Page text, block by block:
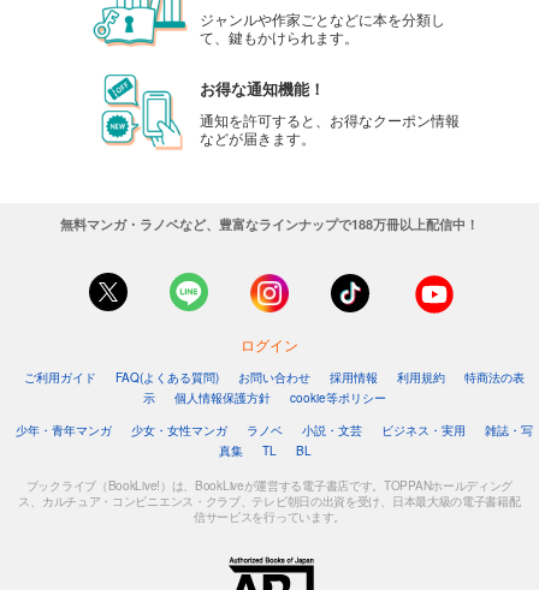
ジャンルや作家ごとなどに本を分類し
て、鍵もかけられます。
お得な通知機能！
通知を許可すると、お得なクーポン情報
などが届きます。
無料マンガ・ラノベなど、豊富なラインナップで188万冊以上配信中！
ログイン
ご利用ガイド FAQ(よくある質問) お問い合わせ 採用情報 利用規約
特商法の表
示
個人情報保護方針
cookie等ポリシー
少年・青年マンガ
少女・女性マンガ ラノベ 小説・文芸 ビジネス・実用
雑誌・写
真集
TL BL
ブックライブ（BookLive!）は、BookLiveが運営する電子書店です。TOPPANホールディング
ス、カルチュア・コンビニエンス・クラブ、テレビ朝日の出資を受け、日本最大級の電子書籍配
信サービスを行っています。